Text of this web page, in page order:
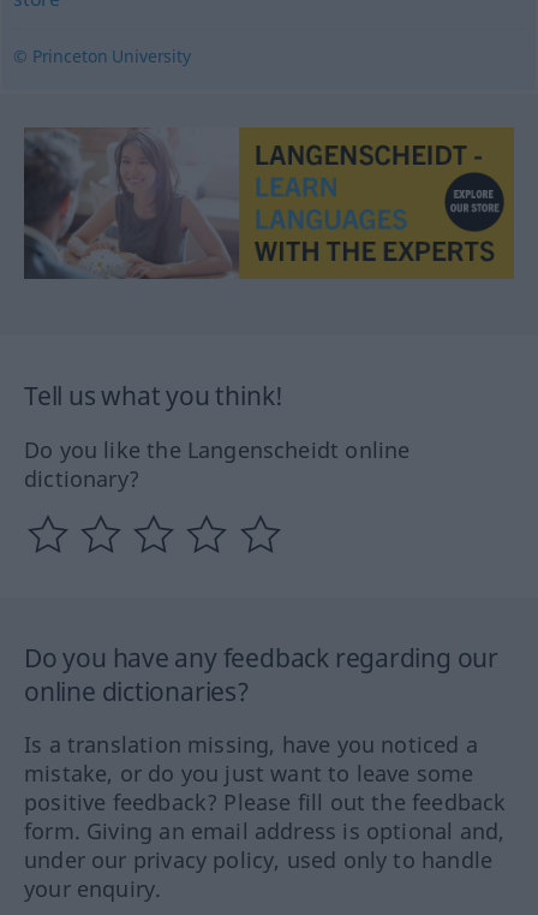
© Princeton University
Tell us what you think!
Do you like the Langenscheidt online
dictionary?
Do you have any feedback regarding our
online dictionaries?
Is a translation missing, have you noticed a
mistake, or do you just want to leave some
positive feedback? Please fill out the feedback
form. Giving an email address is optional and,
under our privacy policy, used only to handle
your enquiry.